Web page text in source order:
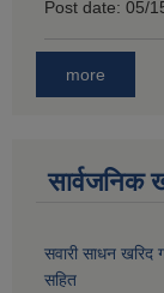
Post date: 05/
more
सार्वजनिक
सवारी साधन
सहित